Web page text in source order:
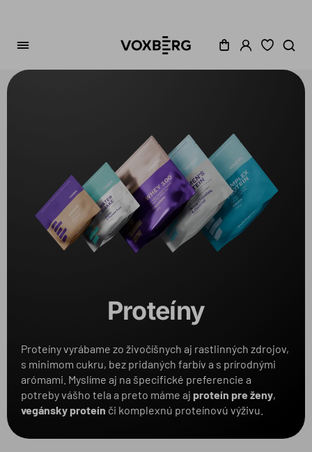
Proteíny
Proteíny vyrábame zo živočíšnych aj rastlinných zdrojov,
s minimom cukru, bez pridaných farbív a s prírodnými
arómami. Myslíme aj na špecifické preferencie a
potreby vášho tela a preto máme aj proteín pre ženy,
vegánsky proteín či komplexnú proteínovú výživu.
Akcia
Dostupné
Produkt 1
Zvolené filtre: